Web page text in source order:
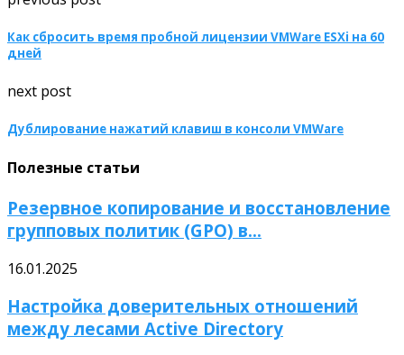
Как сбросить время пробной лицензии VMWare ESXi на 60
дней
next post
Дублирование нажатий клавиш в консоли VMWare
Полезные статьи
Резервное копирование и восстановление
групповых политик (GPO) в...
16.01.2025
Настройка доверительных отношений
между лесами Active Directory